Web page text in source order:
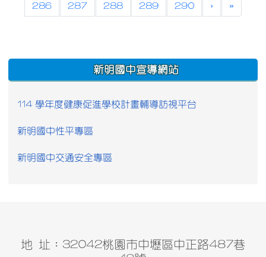
286 287 288 289 290 › »
:::
新明國中宣導網站
114 學年度健康促進學校計畫輔導訪視平台
新明國中性平專區
新明國中交通安全專區
地 址：32042桃園市中壢區中正路487巷